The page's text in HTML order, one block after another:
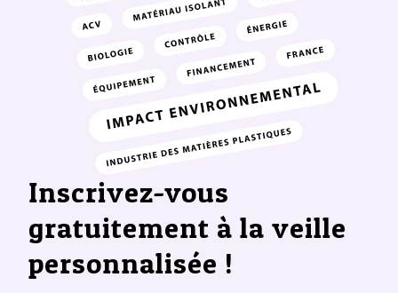
Inscrivez-vous
gratuitement à la veille
personnalisée !